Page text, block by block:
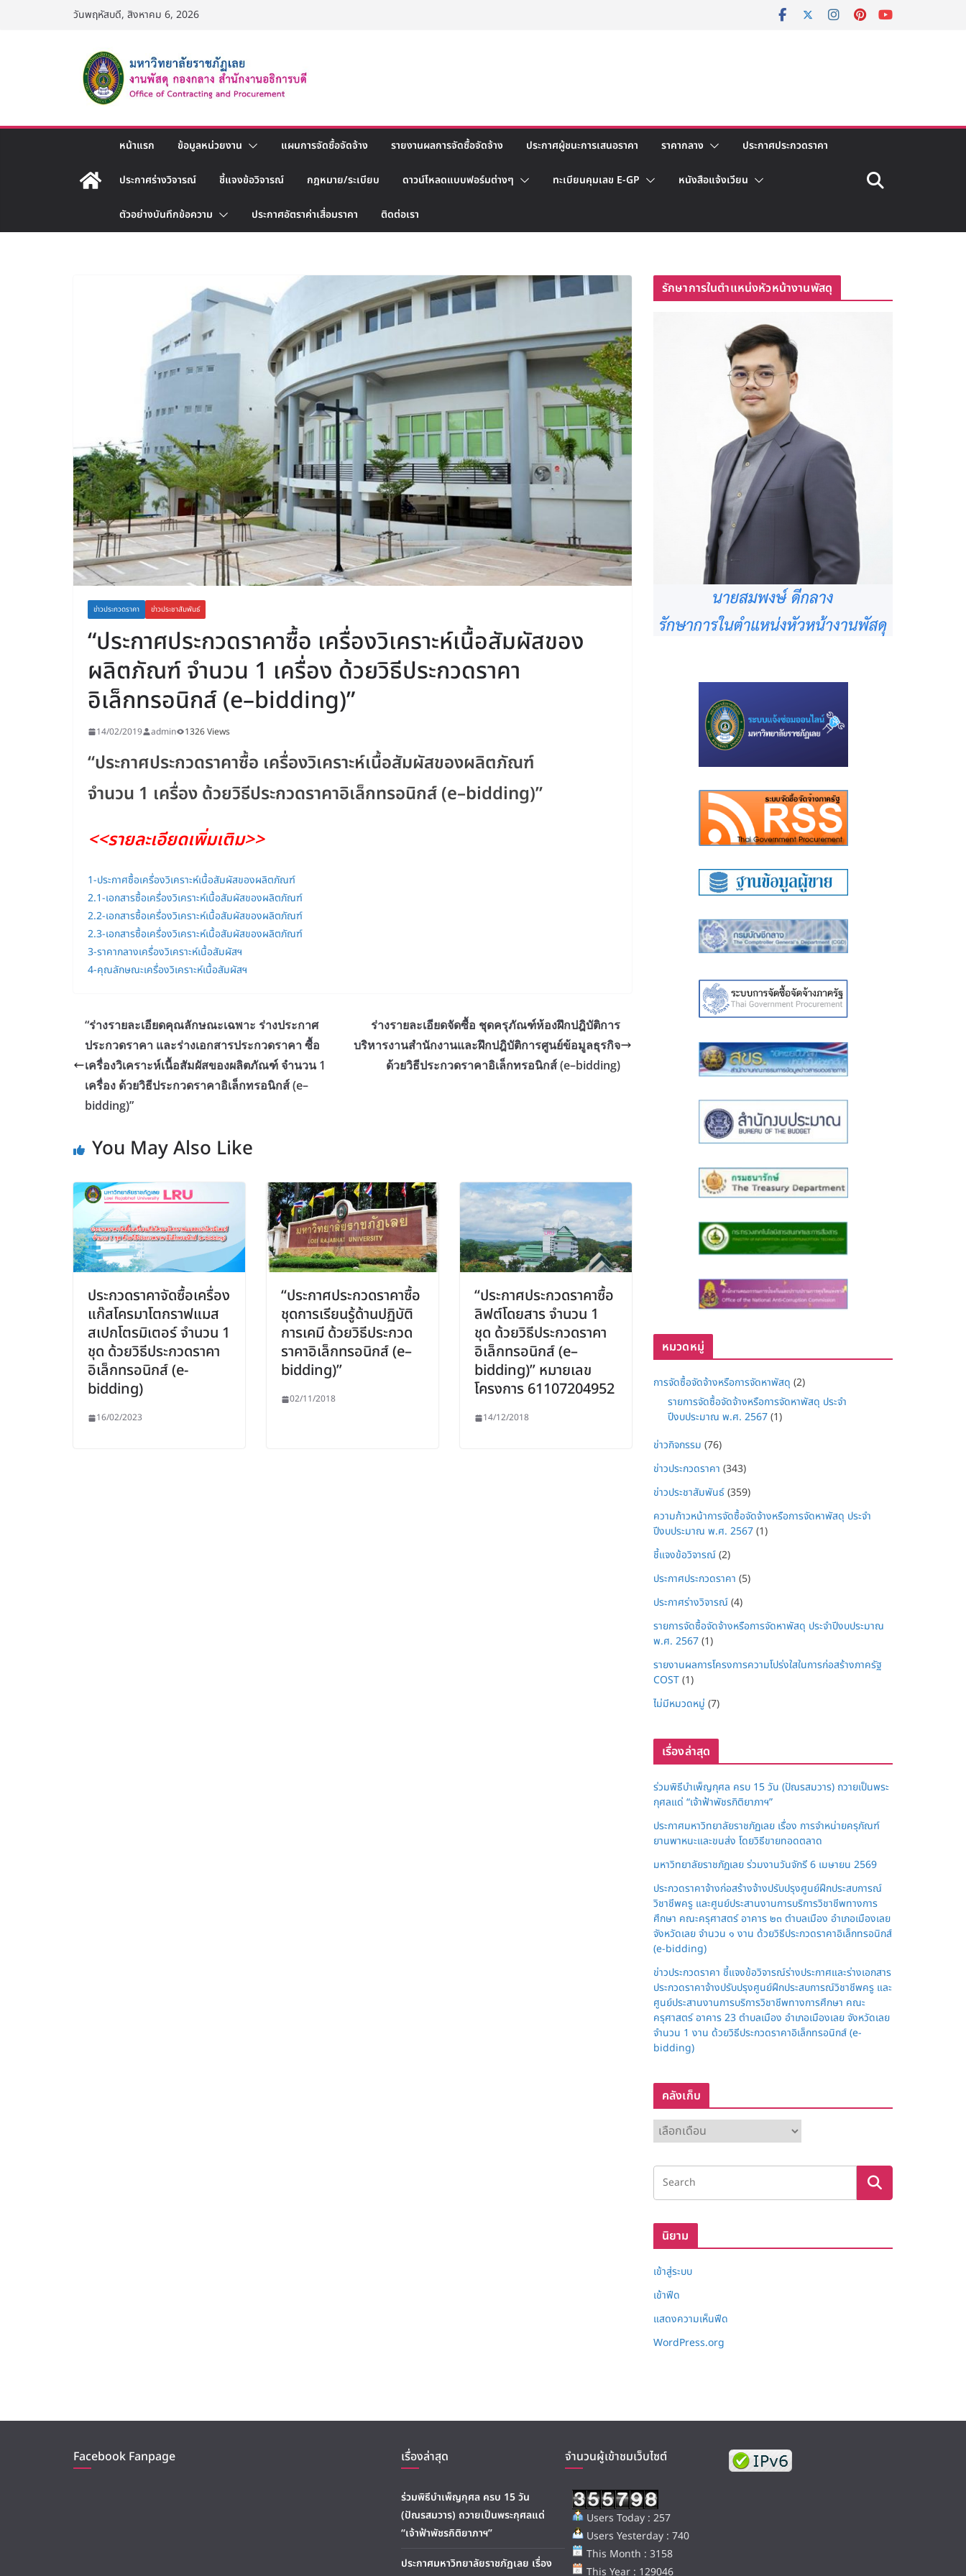
วันพฤหัสบดี, สิงหาคม 6, 2026
หน้าแรก ข้อมูลหน่วยงาน แผนการจัดซื้อจัดจ้าง รายงานผลการจัดซื้อจัดจ้าง ประกาศผู้ชนะการเสนอราคา ราคากลาง ประกาศประกวดราคา
ประกาศร่างวิจารณ์ ชี้แจงข้อวิจารณ์ กฎหมาย/ระเบียบ ดาวน์โหลดแบบฟอร์มต่างๆ ทะเบียนคุมเลข E-GP หนังสือแจ้งเวียน
ตัวอย่างบันทึกข้อความ ประกาศอัตราค่าเสื่อมราคา ติดต่อเรา
ข่าวประกวดราคา ข่าวประชาสัมพันธ์
“ประกาศประกวดราคาซื้อ เครื่องวิเคราะห์เนื้อสัมผัสของ
ผลิตภัณฑ์ จำนวน 1 เครื่อง ด้วยวิธีประกวดราคา
อิเล็กทรอนิกส์ (e–bidding)”
14/02/2019 admin 1326 Views
“ประกาศประกวดราคาซื้อ เครื่องวิเคราะห์เนื้อสัมผัสของผลิตภัณฑ์
จำนวน 1 เครื่อง ด้วยวิธีประกวดราคาอิเล็กทรอนิกส์ (e–bidding)”
<<รายละเอียดเพิ่มเติม>>
1-ประกาศซื้อเครื่องวิเคราะห์เนื้อสัมผัสของผลิตภัณฑ์
2.1-เอกสารซื้อเครื่องวิเคราะห์เนื้อสัมผัสของผลิตภัณฑ์
2.2-เอกสารซื้อเครื่องวิเคราะห์เนื้อสัมผัสของผลิตภัณฑ์
2.3-เอกสารซื้อเครื่องวิเคราะห์เนื้อสัมผัสของผลิตภัณฑ์
3-ราคากลางเครื่องวิเคราะห์เนื้อสัมผัสฯ
4-คุณลักษณะเครื่องวิเคราะห์เนื้อสัมผัสฯ
“ร่างรายละเอียดคุณลักษณะเฉพาะ ร่างประกาศ
ประกวดราคา และร่างเอกสารประกวดราคา ซื้อ
เครื่องวิเคราะห์เนื้อสัมผัสของผลิตภัณฑ์ จำนวน 1
เครื่อง ด้วยวิธีประกวดราคาอิเล็กทรอนิกส์ (e–
bidding)”
ร่างรายละเอียดจัดซื้อ ชุดครุภัณฑ์ห้องฝึกปฎิบัติการ
บริหารงานสำนักงานและฝึกปฎิบัติการศูนย์ข้อมูลธุรกิจ
ด้วยวิธีประกวดราคาอิเล็กทรอนิกส์ (e–bidding)
You May Also Like
ประกวดราคาจัดซื้อเครื่อง
แก๊สโครมาโตกราฟแมส
สเปกโตรมิเตอร์ จำนวน 1
ชุด ด้วยวิธีประกวดราคา
อิเล็กทรอนิกส์ (e-
bidding)
16/02/2023
“ประกาศประกวดราคาซื้อ
ชุดการเรียนรู้ด้านปฏิบัติ
การเคมี ด้วยวิธีประกวด
ราคาอิเล็กทรอนิกส์ (e–
bidding)”
02/11/2018
“ประกาศประกวดราคาซื้อ
ลิฟต์โดยสาร จำนวน 1
ชุด ด้วยวิธีประกวดราคา
อิเล็กทรอนิกส์ (e–
bidding)” หมายเลข
โครงการ 61107204952
14/12/2018
รักษาการในตำแหน่งหัวหน้างานพัสดุ
หมวดหมู่
การจัดซื้อจัดจ้างหรือการจัดหาพัสดุ (2)
รายการจัดซื้อจัดจ้างหรือการจัดหาพัสดุ ประจำ
ปีงบประมาณ พ.ศ. 2567(1)
ข่าวกิจกรรม (76)
ข่าวประกวดราคา (343)
ข่าวประชาสัมพันธ์(359)
ความก้าวหน้าการจัดซื้อจัดจ้างหรือการจัดหาพัสดุ ประจำ
ปีงบประมาณ พ.ศ. 2567(1)
ชี้แจงข้อวิจารณ์(2)
ประกาศประกวดราคา (5)
ประกาศร่างวิจารณ์(4)
รายการจัดซื้อจัดจ้างหรือการจัดหาพัสดุ ประจำปีงบประมาณ
พ.ศ. 2567(1)
รายงานผลการโครงการความโปร่งใสในการก่อสร้างภาครัฐ
COST(1)
ไม่มีหมวดหมู่ (7)
เรื่องล่าสุด
ร่วมพิธีบำเพ็ญกุศล ครบ 15 วัน (ปัณรสมวาร) ถวายเป็นพระ
กุศลแด่ “เจ้าฟ้าพัชรกิติยาภาฯ”
ประกาศมหาวิทยาลัยราชภัฏเลย เรื่อง การจำหน่ายครุภัณฑ์
ยานพาหนะและขนส่ง โดยวิธีขายทอดตลาด
มหาวิทยาลัยราชภัฏเลย ร่วมงานวันจักรี 6 เมษายน 2569
ประกวดราคาจ้างก่อสร้างจ้างปรับปรุงศูนย์ฝึกประสบการณ์
วิชาชีพครู และศูนย์ประสานงานการบริการวิชาชีพทางการ
ศึกษา คณะครุศาสตร์ อาคาร ๒๓ ตำบลเมือง อำเภอเมืองเลย
จังหวัดเลย จำนวน ๑ งาน ด้วยวิธีประกวดราคาอิเล็กทรอนิกส์
(e-bidding)
ข่าวประกวดราคา ชี้แจงข้อวิจารณ์ร่างประกาศและร่างเอกสาร
ประกวดราคาจ้างปรับปรุงศูนย์ฝึกประสบการณ์วิชาชีพครู และ
ศูนย์ประสานงานการบริการวิชาชีพทางการศึกษา คณะ
ครุศาสตร์ อาคาร 23 ตำบลเมือง อำเภอเมืองเลย จังหวัดเลย
จำนวน 1 งาน ด้วยวิธีประกวดราคาอิเล็กทรอนิกส์ (e-
bidding)
คลังเก็บ
ลั
ง
ก็
นิยาม
เข้าสู่ระบบ
เข้าฟีด
แสดงความเห็นฟีด
WordPress.org
Facebook Fanpage เรื่องล่าสุด
ร่วมพิธีบำเพ็ญกุศล ครบ 15 วัน
(ปัณรสมวาร) ถวายเป็นพระกุศลแด่
“เจ้าฟ้าพัชรกิติยาภาฯ”
ประกาศมหาวิทยาลัยราชภัฏเลย เรื่อง
จำนวนผู้เข้าชมเว็บไซต์
Users Today : 257
Users Yesterday : 740
This Month : 3158
This Year : 129046